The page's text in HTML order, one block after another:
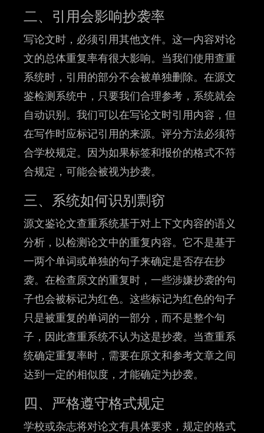
二、引用会影响抄袭率
写论文时，必须引用其他文件。这一内容对论
文的总体重复率有很大影响。当我们使用查重
系统时，引用的部分不会被单独删除。在源文
鉴检测系统中，只要我们合理参考，系统就会
自动识别。我们可以在写论文时引用内容，但
在写作时应标记引用的来源。评分方法必须符
合学校规定。因为如果标签和报价的格式不符
合规定，可能会被视为抄袭。
三、系统如何识别剽窃
源文鉴论文查重系统基于对上下文内容的语义
分析，以检测论文中的重复内容。它不是基于
一两个单词或单独的句子来确定是否存在抄
袭。在检查原文的重复时，一些涉嫌抄袭的句
子也会被标记为红色。这些标记为红色的句子
只是被重复的单词的一部分，而不是整个句
子，因此查重系统不认为这是抄袭。当查重系
统确定重复率时，需要在原文和参考文章之间
达到一定的相似度，才能确定为抄袭。
四、严格遵守格式规定
学校或杂志将对论文有具体要求，规定的格式